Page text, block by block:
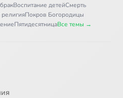
Воспитание детейСмерть
Покров Богородицы
ПятидесятницаВсе темы →